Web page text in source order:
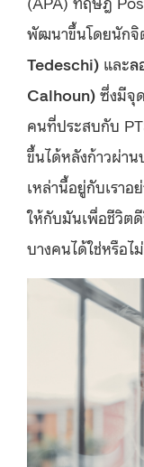
พัฒนาขึ้นโดยนักจิ
Tedeschi) และล
Calhoun) ซึ่งมีจุ
คนที่ประสบกับ
ขึ้นได้หลังก้าวผ่าน
เหล่านี้อยู่กับเราอ
ให้กับมันเพื่อชีวิต
บางคนได้ใช่หรือไ